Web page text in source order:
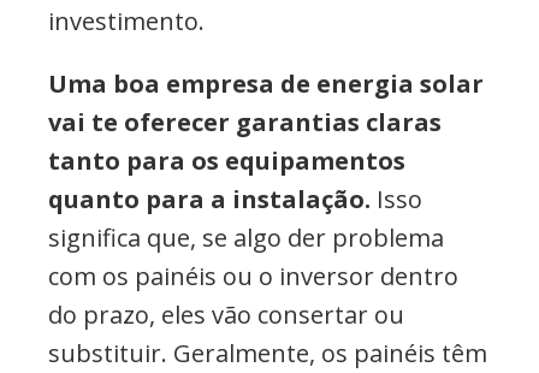
investimento.
Uma boa empresa de energia solar
vai te oferecer garantias claras
tanto para os equipamentos
quanto para a instalação. Isso
significa que, se algo der problema
com os painéis ou o inversor dentro
do prazo, eles vão consertar ou
substituir. Geralmente, os painéis têm